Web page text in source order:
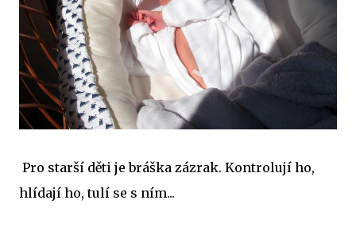
Pro starší děti je bráška zázrak. Kontrolují ho,
hlídají ho, tulí se s ním...